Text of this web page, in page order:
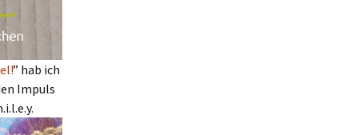
” hab ich
Impuls